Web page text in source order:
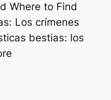
Where to Find
Los crímenes
bestias: los